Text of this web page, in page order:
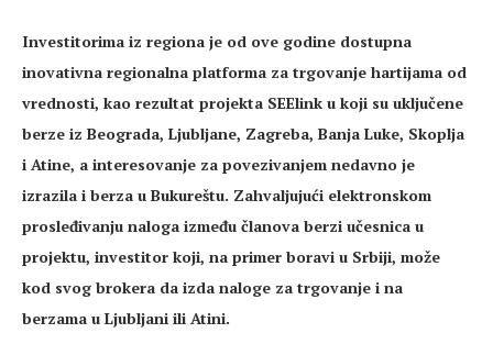
Investitorima iz regiona je od ove godine dostupna
inovativna regionalna platforma za trgovanje hartijama od
vrednosti, kao rezultat projekta SEElink u koji su uključene
berze iz Beograda, Ljubljane, Zagreba, Banja Luke, Skoplja
i Atine, a interesovanje za povezivanjem nedavno je
izrazila i berza u Bukureštu. Zahvaljujući elektronskom
prosleđivanju naloga između članova berzi učesnica u
projektu, investitor koji, na primer boravi u Srbiji, može
kod svog brokera da izda naloge za trgovanje i na
berzama u Ljubljani ili Atini.